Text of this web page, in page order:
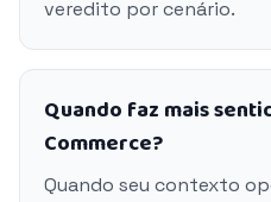
veredito por cenário.
Quando faz mais
Commerce?
Quando seu contexto